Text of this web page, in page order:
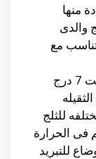
منها
والدى
مع
يتميز ايضا ديب فريزر وايت بوينت 7 درج
للثلج
فى الحرارة
للتبريد